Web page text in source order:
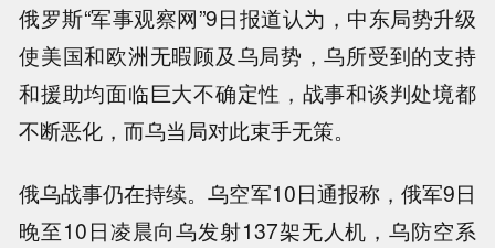
俄罗斯“军事观察网”9日报道认为，中东局势升级
使美国和欧洲无暇顾及乌局势，乌所受到的支持
和援助均面临巨大不确定性，战事和谈判处境都
不断恶化，而乌当局对此束手无策。
俄乌战事仍在持续。乌空军10日通报称，俄军9日
晚至10日凌晨向乌发射137架无人机，乌防空系